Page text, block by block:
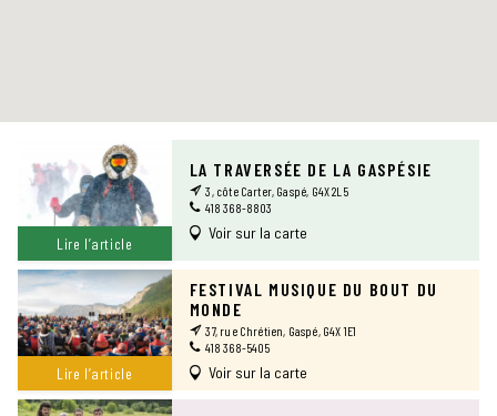
Lire l’article
LA TRAVERSÉE DE LA GASPÉSIE
3, côte Carter, Gaspé, G4X 2L5
418 368-8803
Voir sur la carte
Lire l’article
FESTIVAL MUSIQUE DU BOUT DU
MONDE
37, rue Chrétien, Gaspé, G4X 1E1
418 368-5405
Voir sur la carte